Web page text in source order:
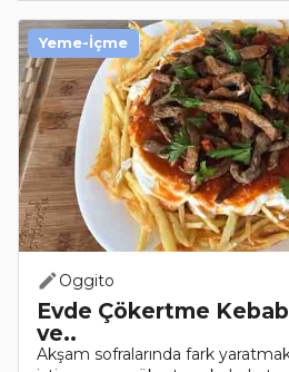
Oggito
Evde Çökertme
ve..
Akşam sofralarında fark
Yeme-İçme